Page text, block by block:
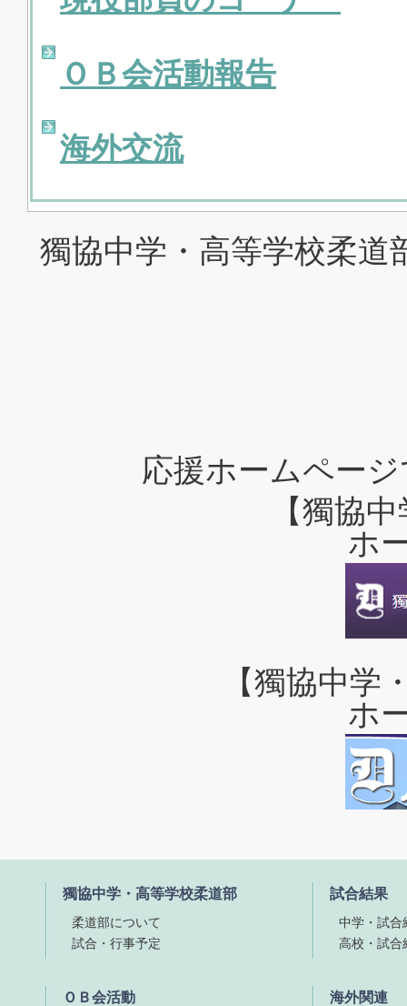
ＯＢ会活動報告
海外交流
獨協中学・高等学校柔道
応援ホームペー
【獨協
ホ
【獨協中学
ホ
獨協中学・高等学校柔道部
柔道部について
試合・行事予定
試合結果
中学・試合
高校・試合
ＯＢ会活動 海外関連